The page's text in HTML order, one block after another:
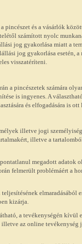
pincészet és a vásárlók
számított nyolc
jog gyakorlása miatt a
jog gyakorlása esetén,
visszatéríteni.
a pincészetek számára
is ingyenes. A
és elfogadására is ott
illetve jogi
illetve a
megadott adatok
felmerült problémáért a
elmaradásából
kizárja.
a tevékenységén kívül
az online